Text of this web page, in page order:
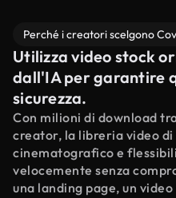
Perché i creatori scelgono
Utilizza video stock
dall'IA per garantire
sicurezza.
Con milioni di download
creator, la libreria video
cinematografico e
velocemente senza
una landing page, un